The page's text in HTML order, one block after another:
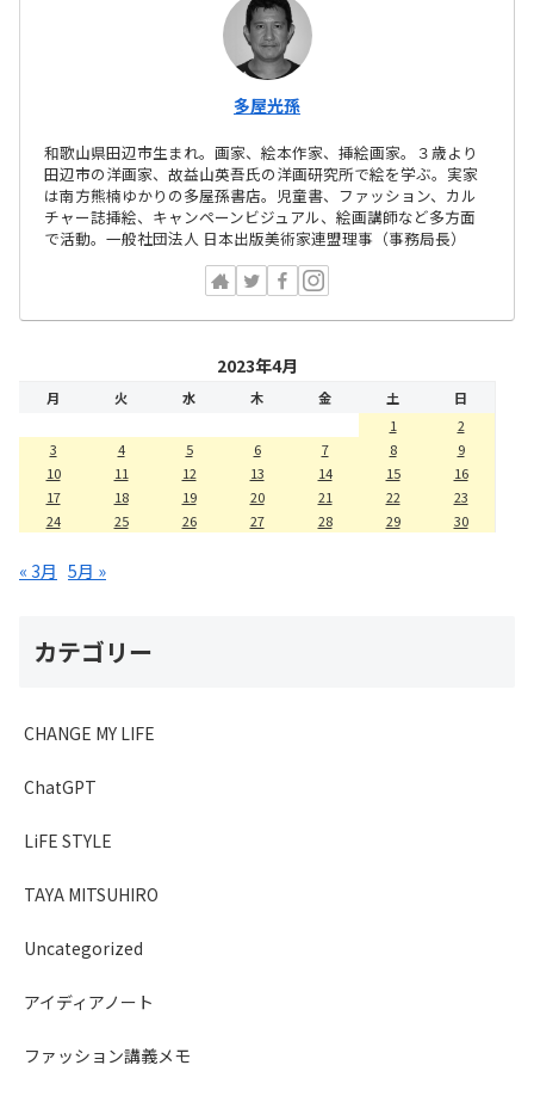
多屋光孫
和歌山県田辺市生まれ。画家、絵本作家、挿絵画家。３歳より
田辺市の洋画家、故益山英吾氏の洋画研究所で絵を学ぶ。実家
は南方熊楠ゆかりの多屋孫書店。児童書、ファッション、カル
チャー誌挿絵、キャンペーンビジュアル、絵画講師など多方面
で活動。一般社団法人 日本出版美術家連盟理事（事務局長）
2023年4月
月 火 水 木 金 土
日
1
2
3
4 5 6 7 8
9
10
11 12 13 14 15
16
17
18 19 20 21 22
23
24
25 26 27 28 29 30
« 3月 5月 »
カテゴリー
CHANGE MY LIFE
ChatGPT
LiFE STYLE
TAYA MITSUHIRO
Uncategorized
アイディアノート
ファッション講義メモ